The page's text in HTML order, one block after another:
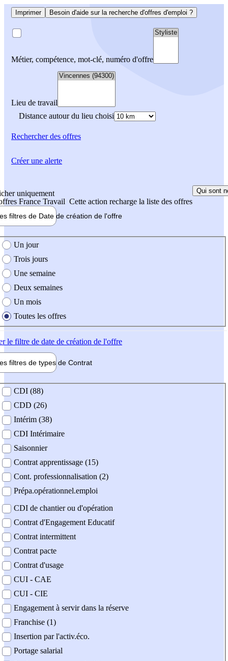
Imprimer Besoin d'aide sur la recherche d'offres d'emploi ?
Métier, compétence, mot-clé, numéro d'offre
Lieu de travail
Distance autour du lieu choisi
Rechercherdes offres
uniquement
France Travail Cette action recharge la liste des offres
Qui sont
filtres de Date de création de l'offre
création de l'offre
Un jour
Trois jours
Une semaine
Deux semaines
Un mois
Toutes les offres
le filtre de date de création de l'offre
filtres de types de Contrat
contrat
CDI (88)
CDD (26)
Intérim (38)
CDI Intérimaire
Saisonnier
Contrat apprentissage (15)
Cont. professionnalisation (2)
Prépa.opérationnel.emploi
CDI de chantier ou d'opération
Contrat d'Engagement Educatif
Contrat intermittent
Contrat pacte
Contrat d'usage
CUI - CAE
CUI - CIE
Engagement à servir dans la réserve
Franchise (1)
Insertion par l'activ.éco.
Portage salarial
Créer une alerte